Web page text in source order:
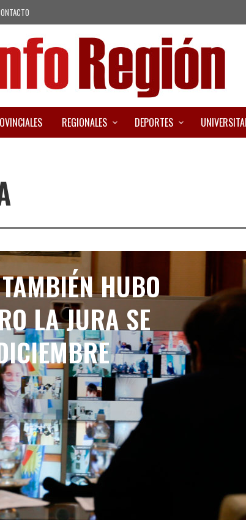
REGIONALES DEPORTES
HUBO
LA JURA SE